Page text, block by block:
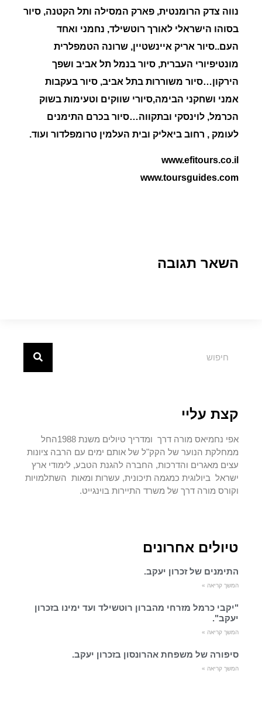
נווה צדק הרומנטית, פארק המסילה ותל הקטנה, סיור
בסוהו הישראלי לאורך רוטשילד, נחמני ואחד
העם..סיור אריק איינשטיין, שרונה הטמפלרית
מונטיפיורי העברית, סיור בנמל תל אביב ושפך
הירקון…סיור משוררות בתל אביב, סיור בעקבות
אמני ושחקני הבימה,סיורי שווקים וטעימות בשוק
הכרמל, לוינסקי ובתקווה…סיור בכרם התימנים
לעומק , רחוב ביאליק ובית העלמין טרומפלדור ועוד.
www.efitours.co.il
www.toursguides.com
השאר תגובה
קצת עליי
אפי נחמיאס מורה דרך ומדריך טיולים משנת 1988החל
ממחלקת הנוער של הקק"ל של אותם ימים עם הרבה ציונות
עצים מאגרים והדרכות, החברה להגנת הטבע, לימודי ארץ
ישראל ביולוגית כמגמה תיכונית, עשרות ומאות השתלמויות
וקורס מורה דרך של משרד התיירות בוינגייט.
טיולים אחרונים
התימנים של זכרון יעקב.
המשך קריאה »
"יקבי כרמל מזרחי מהברון רוטשילד ועד ימינו בזכרון
יעקב".
המשך קריאה »
סיפורה של משפחת אהרונסון בזכרון יעקב.
המשך קריאה »